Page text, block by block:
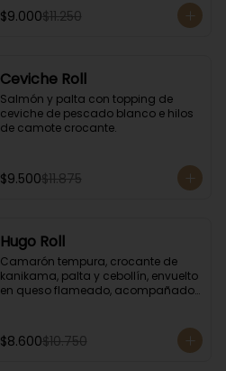
$9.000$11.250
Ceviche Roll
Salmón y palta con topping de
ceviche de pescado blanco e hilos
de camote crocante.
$9.500$11.875
Hugo Roll
Camarón tempura, crocante de
kanikama, palta y cebollín, envuelto
en queso flameado, acompañado
$8.600$10.750